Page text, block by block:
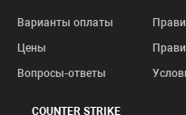
Варианты оплаты
Цены
Вопросы-ответы
COUNTER STRIKE